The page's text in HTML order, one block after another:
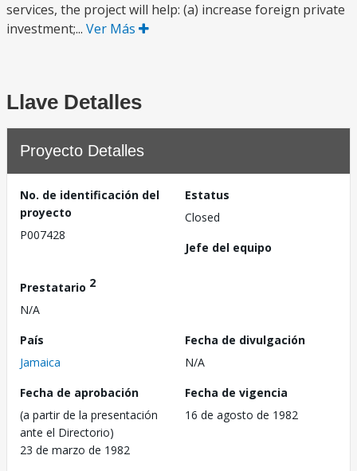
services, the project will help: (a) increase foreign private
investment;... Ver Más
Llave Detalles
Proyecto Detalles
No. de identificación del
proyecto
P007428
Estatus
Closed
Jefe del equipo
Prestatario 2
N/A
País
Jamaica
Fecha de divulgación
N/A
Fecha de aprobación
(a partir de la presentación
ante el Directorio)
23 de marzo de 1982
Fecha de vigencia
16 de agosto de 1982